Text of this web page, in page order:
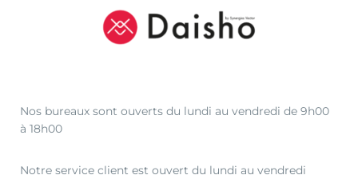
Nos bureaux sont ouverts du lundi au vendredi de 9h00
à 18h00
Notre service client est ouvert du lundi au vendredi